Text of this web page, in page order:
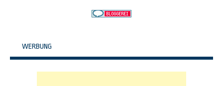
WERBUNG